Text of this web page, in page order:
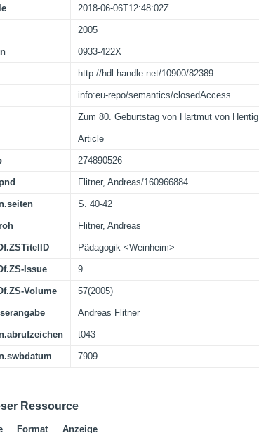
2018-06-06T12:48:02Z
2005
0933-422X
http://hdl.handle.net/10900/82389
info:eu-repo/semantics/closedAccess
Zum 80. Geburtstag von Hartmut von Hentig
Article
274890526
Flitner, Andreas/160966884
S. 40-42
Flitner, Andreas
Pädagogik <Weinheim>
Issue 9
Volume 57(2005)
Andreas Flitner
t043
7909
Ressource
Format Anzeige